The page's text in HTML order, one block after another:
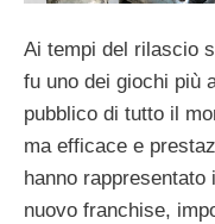
Ai tempi del rilascio
fu uno dei giochi più
pubblico di tutto il
ma efficace e
hanno
nuovo franchise,